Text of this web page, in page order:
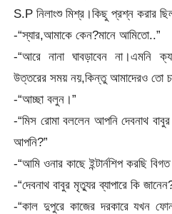
S.P নিলাংশু মিশ্র।কিছু প্রশ্ন করার
-“স্যার,আমাকে কেন?মানে আমিতো..”
-“আরে নানা ঘাবড়াবেন না।এমনি
উত্তরের সময় নয়,কিন্তু আমাদেরও তো
-“আচ্ছা বলুন।”
-“মিস রোমা বললেন আপনি দেবনাথ
আপনি?”
-“আমি ওনার কাছে ইন্টার্নশিপ করছি
-“দেবনাথ বাবুর মৃত্যুর ব্যাপারে কি
-“কাল দুপুরে কাজের দরকারে যখন